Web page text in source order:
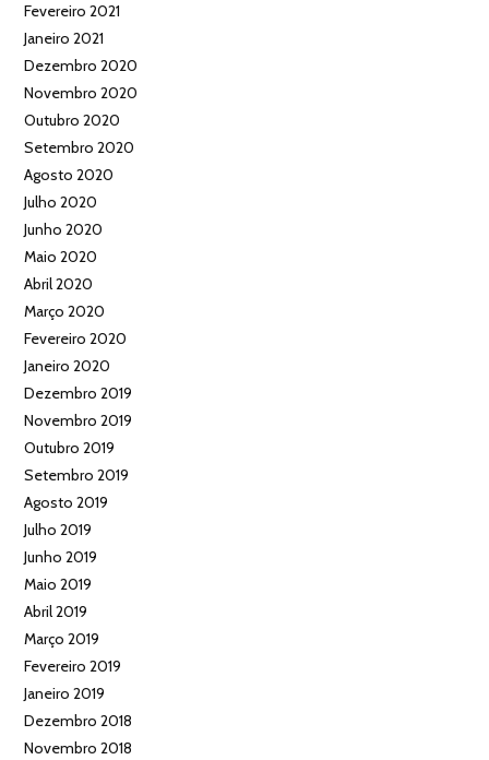
Fevereiro 2021
Janeiro 2021
Dezembro 2020
Novembro 2020
Outubro 2020
Setembro 2020
Agosto 2020
Julho 2020
Junho 2020
Maio 2020
Abril 2020
Março 2020
Fevereiro 2020
Janeiro 2020
Dezembro 2019
Novembro 2019
Outubro 2019
Setembro 2019
Agosto 2019
Julho 2019
Junho 2019
Maio 2019
Abril 2019
Março 2019
Fevereiro 2019
Janeiro 2019
Dezembro 2018
Novembro 2018